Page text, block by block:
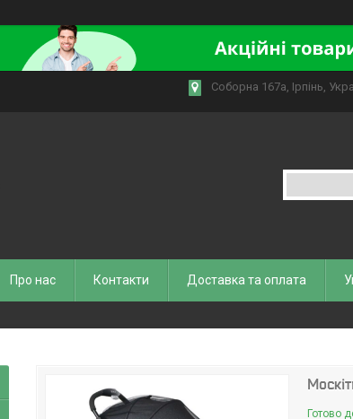
Соборна 167а, Ірпінь,
Про нас Контакти Доставка та оплата
Готово